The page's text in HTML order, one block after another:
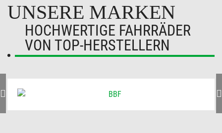
UNSERE MARKEN
HOCHWERTIGE FAHRRÄDER
VON TOP-HERSTELLERN